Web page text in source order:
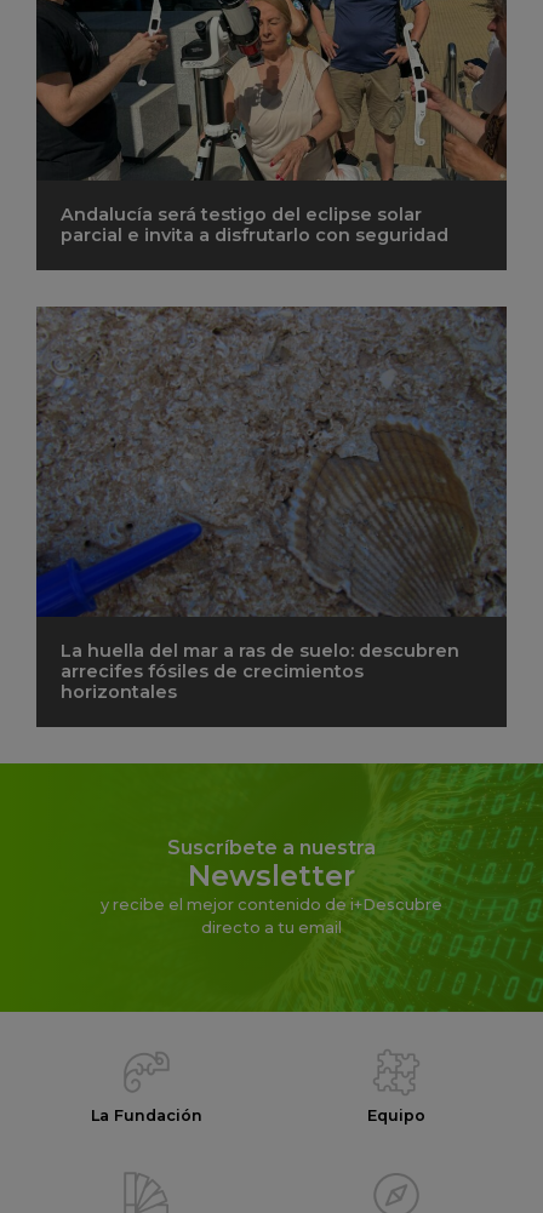
Andalucía será testigo del eclipse solar
parcial e invita a disfrutarlo con seguridad
La huella del mar a ras de suelo: descubren
arrecifes fósiles de crecimientos
horizontales
Suscríbete a nuestra
Newsletter
y recibe el mejor contenido de i+Descubre
directo a tu email
La Fundación Equipo